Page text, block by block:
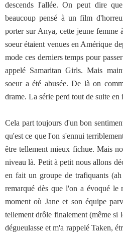
descends l'allée. On peut dire
beaucoup pensé à un film
porter sur Anya, cette jeune femme
soeur étaient venues en Amérique
mode ces derniers temps pour
appelé Samaritan Girls. Mais
soeur a été abusée. De là on
drame. La série perd tout de suite en
Cela part toujours d'un bon
qu'est ce que l'on s'ennui
être tellement mieux fichue. Mais
niveau là. Petit à petit nous allons
en fait un groupe de trafiquants
remarqué dès que l'on a évoqué le
moment où Jane et son équipe
tellement drôle finalement (même si
dégueulasse et m'a rappelé Taken,